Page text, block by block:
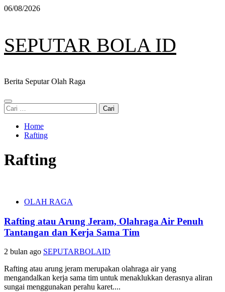
Skip
06/08/2026
SEPUTAR BOLA ID
Berita Seputar Olah Raga
Primary
Menu
Cari
untuk:
Home
Rafting
Rafting
OLAH RAGA
Rafting atau Arung Jeram, Olahraga Air Penuh
Tantangan dan Kerja Sama Tim
2 bulan ago SEPUTARBOLAID
Rafting atau arung jeram merupakan olahraga air yang
mengandalkan kerja sama tim untuk menaklukkan derasnya aliran
sungai menggunakan perahu karet....